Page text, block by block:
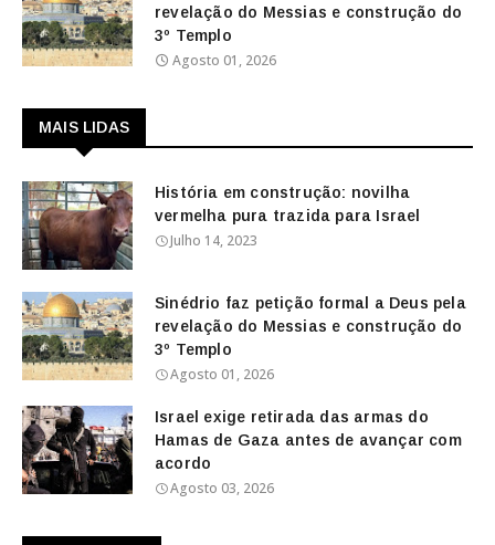
revelação do Messias e construção do
3º Templo
Agosto 01, 2026
MAIS LIDAS
História em construção: novilha
vermelha pura trazida para Israel
Julho 14, 2023
Sinédrio faz petição formal a Deus pela
revelação do Messias e construção do
3º Templo
Agosto 01, 2026
Israel exige retirada das armas do
Hamas de Gaza antes de avançar com
acordo
Agosto 03, 2026